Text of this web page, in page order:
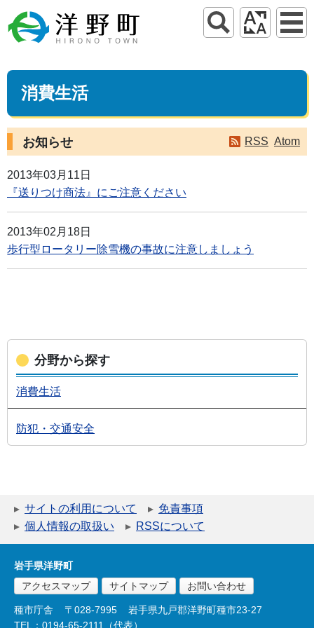
消費生活
お知らせ RSS Atom
2013年03月11日
『送りつけ商法』にご注意ください
2013年02月18日
歩行型ロータリー除雪機の事故に注意しましょう
分野から探す
消費生活
防犯・交通安全
サイトの利用について
免責事項
個人情報の取扱い
RSSについて
岩手県洋野町
アクセスマップ
サイトマップ お問い合わせ
種市庁舎 〒028-7995
岩手県九戸郡洋野町種市23-27
TEL：0194-65-2111（代表）